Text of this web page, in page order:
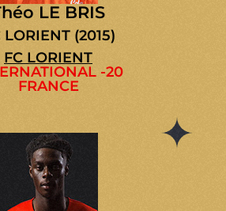
LE BRIS
LORIENT (2015)
FC LORIENT
-20
FRANCE